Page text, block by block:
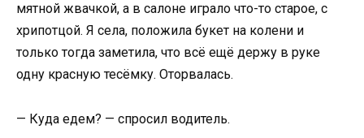
мятной жвачкой, а в салоне играло что-то старое, с
хрипотцой. Я села, положила букет на колени и
только тогда заметила, что всё ещё держу в руке
одну красную тесёмку. Оторвалась.
— Куда едем? — спросил водитель.